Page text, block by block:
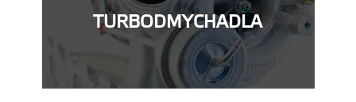
TURBODMYCHADLA